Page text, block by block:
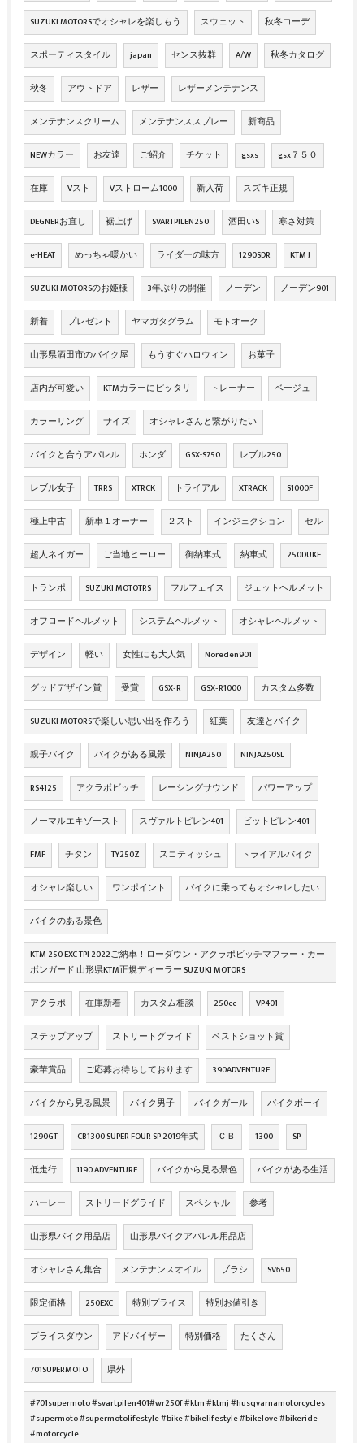
SUZUKI MOTORSでオシャレを楽しもう スウェット 秋冬コーデ
スポーティスタイル japan センス抜群 A/W 秋冬カタログ
秋冬 アウトドア レザー レザーメンテナンス
メンテナンスクリーム メンテナンススプレー 新商品
NEWカラー お友達 ご紹介 チケット gsxs gsx７５０
在庫 Vスト Vストローム1000 新入荷 スズキ正規
DEGNERお直し 裾上げ SVARTPILEN250 酒田いS 寒さ対策
e-HEAT めっちゃ暖かい ライダーの味方 1290SDR KTM J
SUZUKI MOTORSのお姫様 3年ぶりの開催 ノーデン ノーデン901
新着 プレゼント ヤマガタグラム モトオーク
山形県酒田市のバイク屋 もうすぐハロウィン お菓子
店内が可愛い KTMカラーにピッタリ トレーナー ベージュ
カラーリング サイズ オシャレさんと繋がりたい
バイクと合うアパレル ホンダ GSX-S750 レブル250
レブル女子 TRRS XTRCK トライアル XTRACK S1000F
極上中古 新車１オーナー ２スト インジェクション セル
超人ネイガー ご当地ヒーロー 御納車式 納車式 250DUKE
トランポ SUZUKI MOTOTRS フルフェイス ジェットヘルメット
オフロードヘルメット システムヘルメット オシャレヘルメット
デザイン 軽い 女性にも大人気 Noreden901
グッドデザイン賞 受賞 GSX‐R GSX‐R1000 カスタム多数
SUZUKI MOTORSで楽しい思い出を作ろう 紅葉 友達とバイク
親子バイク バイクがある風景 NINJA250 NINJA250SL
RS4125 アクラボビッチ レーシングサウンド パワーアップ
ノーマルエキゾースト スヴァルトピレン401 ビットピレン401
FMF チタン TY250Z スコティッシュ トライアルバイク
オシャレ楽しい ワンポイント バイクに乗ってもオシャレしたい
バイクのある景色
KTM 250 EXC TPI 2022ご納車！ローダウン・アクラポビッチマフラー・カー
ボンガード 山形県KTM正規ディーラー SUZUKI MOTORS
アクラポ 在庫新着 カスタム相談 250cc VP401
ステップアップ ストリートグライド ベストショット賞
豪華賞品 ご応募お待ちしております 390ADVENTURE
バイクから見る風景 バイク男子 バイクガール バイクボーイ
1290GT CB1300 SUPER FOUR SP 2019年式 ＣＢ 1300 SP
低走行 1190 ADVENTURE バイクから見る景色 バイクがある生活
ハーレー ストリードグライド スペシャル 参考
山形県バイク用品店 山形県バイクアパレル用品店
オシャレさん集合 メンテナンスオイル ブラシ SV650
限定価格 250EXC 特別プライス 特別お値引き
プライスダウン アドバイザー 特別価格 たくさん
701SUPERMOTO 県外
#701supermoto #svartpilen401#wr250f #ktm #ktmj #husqvarnamotorcycles
#supermoto #supermotolifestyle #bike #bikelifestyle #bikelove #bikeride
#motorcycle